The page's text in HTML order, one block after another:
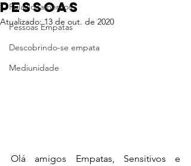
Relacionamentos
Pessoas Empatas
Descobrindo-se empata
Mediunidade
pessoas
Atualizado:13 de out. de 2020
Olá amigos Empatas, Sensitivos e